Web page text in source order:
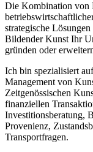
Die Kombination von
strategische
Bildender Kunst Ihr
gründen oder
Ich bin spezialisiert
Management von
Zeitgenössischen
finanziellen
Investitionsberatung,
Provenienz,
Transportfragen.